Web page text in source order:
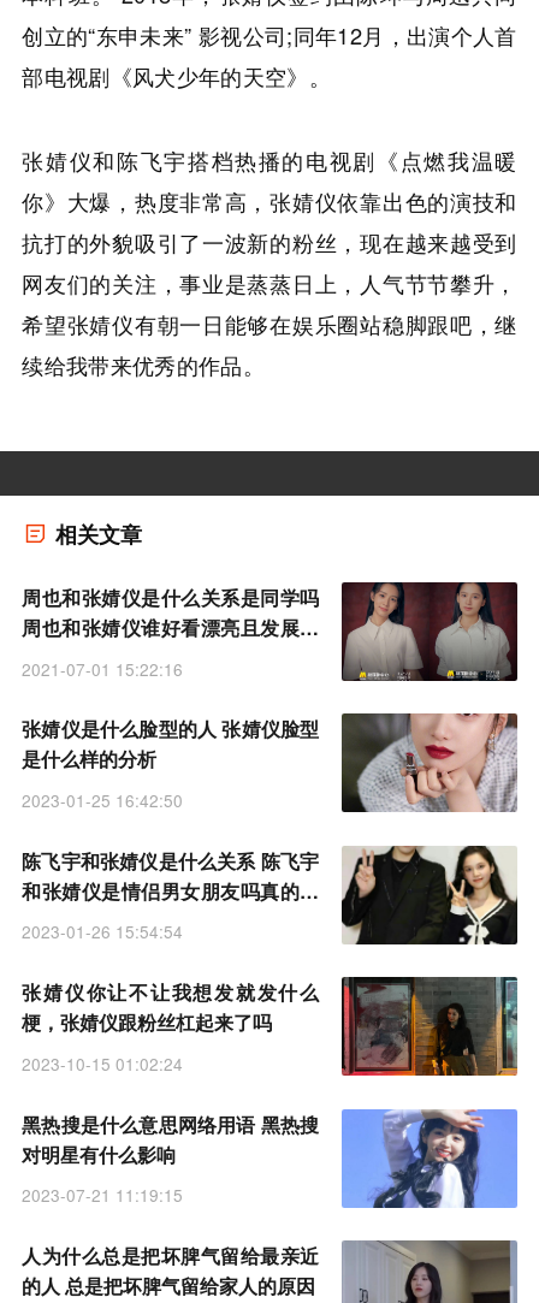
创立的“东申未来” 影视公司;同年12月，出演个人首
部电视剧《风犬少年的天空》。
张婧仪和陈飞宇搭档热播的电视剧《点燃我温暖
你》大爆，热度非常高，张婧仪依靠出色的演技和
抗打的外貌吸引了一波新的粉丝，现在越来越受到
网友们的关注，事业是蒸蒸日上，人气节节攀升，
希望张婧仪有朝一日能够在娱乐圈站稳脚跟吧，继
续给我带来优秀的作品。
相关文章
周也和张婧仪是什么关系是同学吗
周也和张婧仪谁好看漂亮且发展更
好
2021-07-01 15:22:16
张婧仪是什么脸型的人 张婧仪脸型
是什么样的分析
2023-01-25 16:42:50
陈飞宇和张婧仪是什么关系 陈飞宇
和张婧仪是情侣男女朋友吗真的在
一起了吗
2023-01-26 15:54:54
张婧仪你让不让我想发就发什么
梗，张婧仪跟粉丝杠起来了吗
2023-10-15 01:02:24
黑热搜是什么意思网络用语 黑热搜
对明星有什么影响
2023-07-21 11:19:15
人为什么总是把坏脾气留给最亲近
的人 总是把坏脾气留给家人的原因